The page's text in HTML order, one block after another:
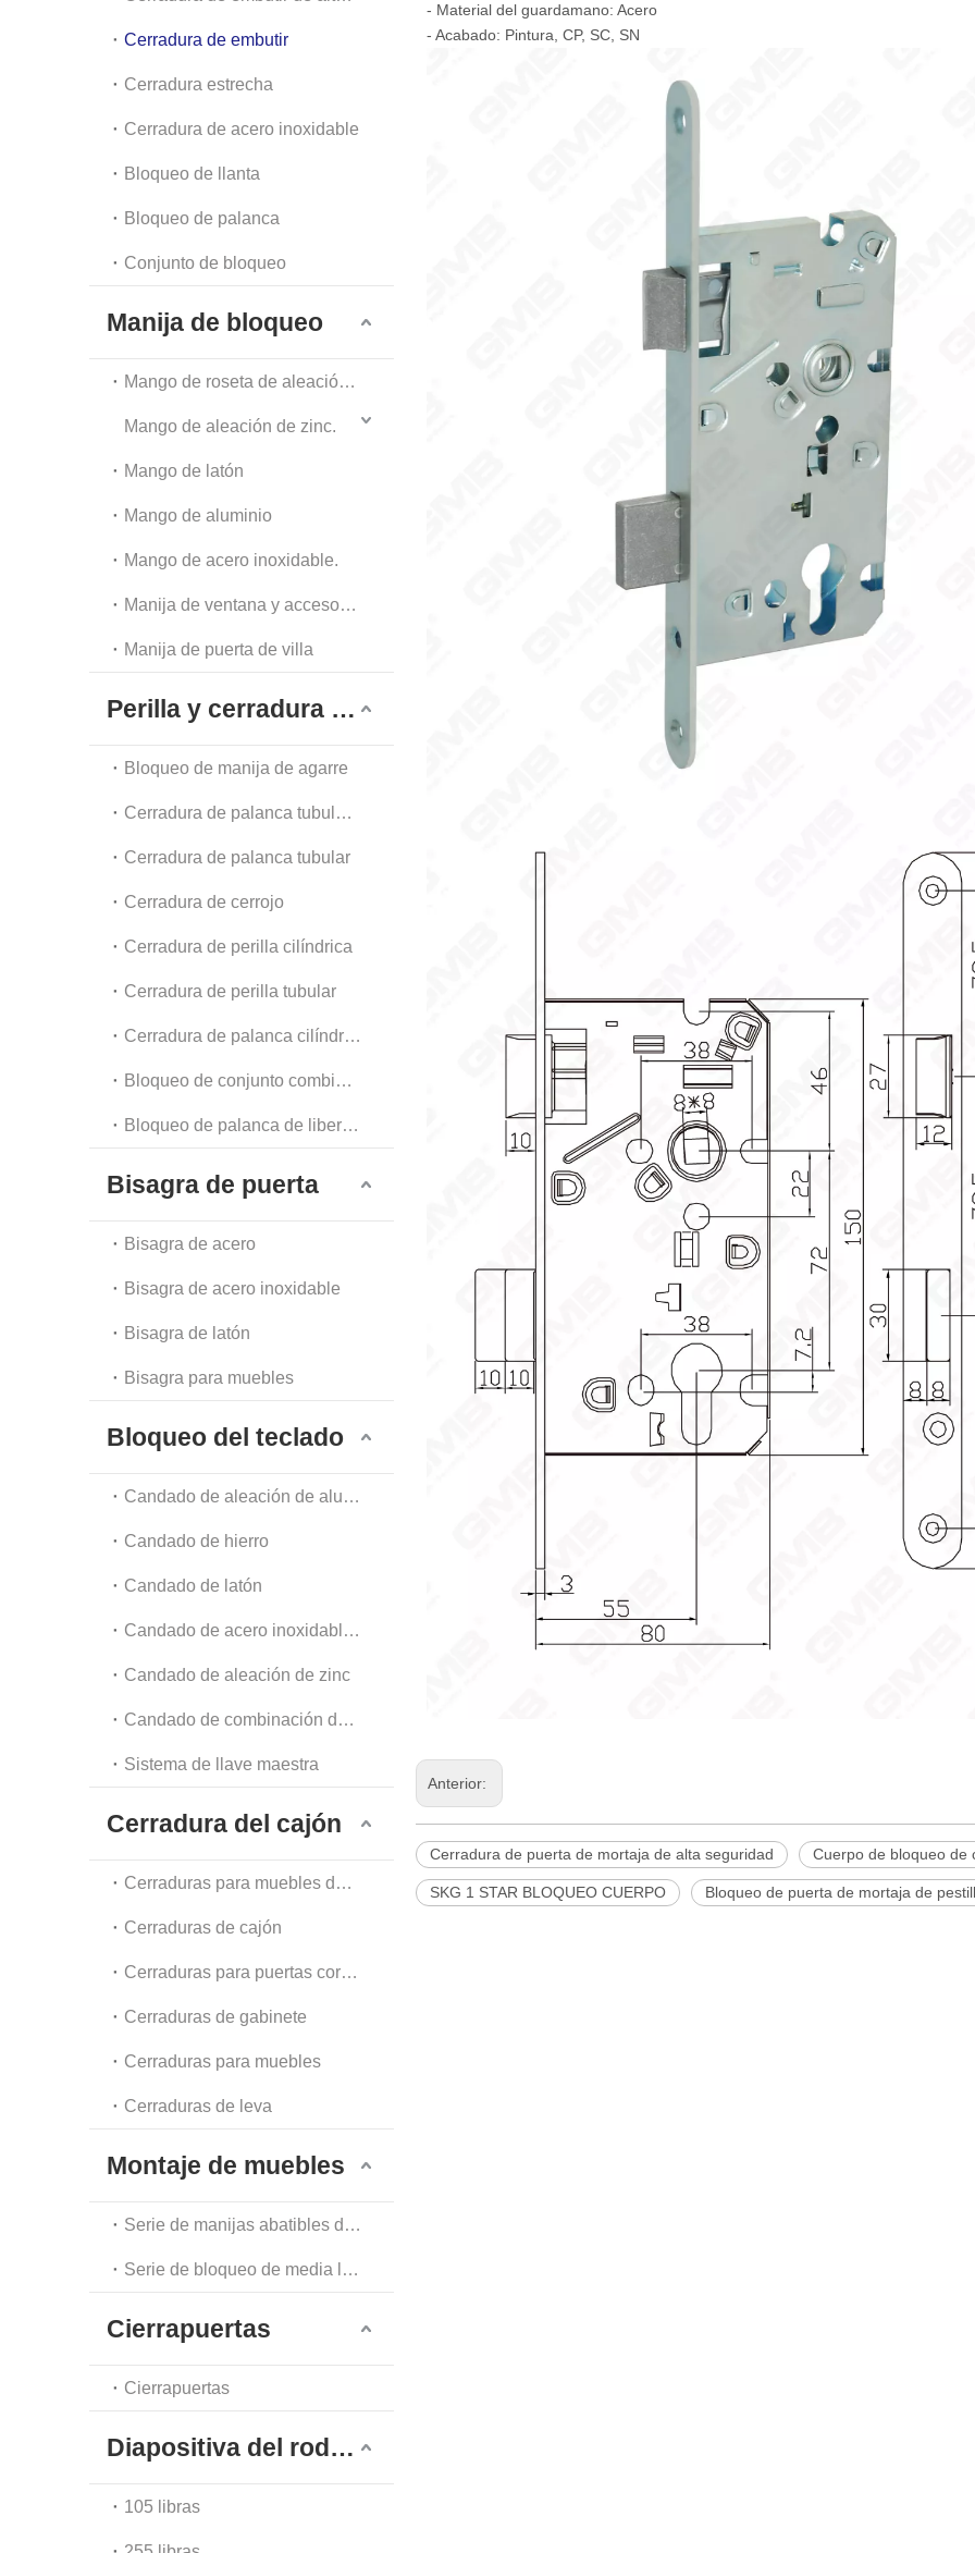
Cerradura de embutir
Cerradura estrecha
Cerradura de acero inoxidable
Bloqueo de llanta
Bloqueo de palanca
Conjunto de bloqueo
Manija de bloqueo
Mango de roseta de aleación de zinc
Mango de aleación de zinc.
Mango de latón
Mango de aluminio
Mango de acero inoxidable.
Manija de ventana y accesorios
Manija de puerta de villa
Perilla y cerradura tubular
Bloqueo de manija de agarre
Cerradura de palanca tubular de alta resistencia
Cerradura de palanca tubular
Cerradura de cerrojo
Cerradura de perilla cilíndrica
Cerradura de perilla tubular
Cerradura de palanca cilíndrica
Bloqueo de conjunto combinado
Bloqueo de palanca de liberación automática
Bisagra de puerta
Bisagra de acero
Bisagra de acero inoxidable
Bisagra de latón
Bisagra para muebles
Bloqueo del teclado
Candado de aleación de aluminio
Candado de hierro
Candado de latón
Candado de acero inoxidable y acero
Candado de aleación de zinc
Candado de combinación de equipaje y candado de cadena
Sistema de llave maestra
Cerradura del cajón
Cerraduras para muebles de oficina
Cerraduras de cajón
Cerraduras para puertas corredizas de vidrio
Cerraduras de gabinete
Cerraduras para muebles
Cerraduras de leva
Montaje de muebles
Serie de manijas abatibles de un solo punto
Serie de bloqueo de media luna
Cierrapuertas
Cierrapuertas
Diapositiva del rodamiento de bolas
105 libras
- Material del guardamano: Acero
- Acabado: Pintura, CP, SC, SN
Anterior:
Cerradura de puerta de mortaja de alta seguridad Cuerpo de bloqueo de
SKG 1 STAR BLOQUEO CUERPO Bloqueo de puerta de mortaja de